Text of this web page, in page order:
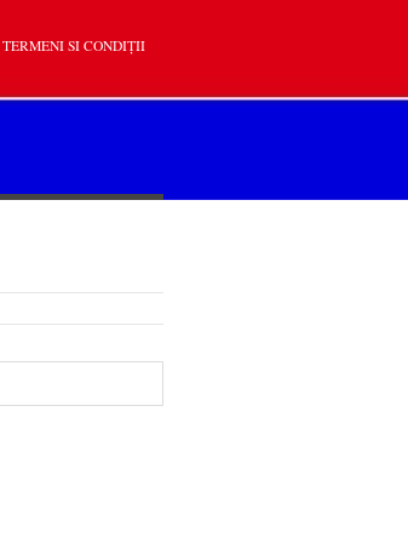
TERMENI SI CONDIȚII